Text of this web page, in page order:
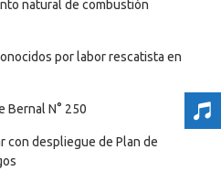
natural de combustión
por labor rescatista en
Bernal N° 250
con despliegue de Plan de